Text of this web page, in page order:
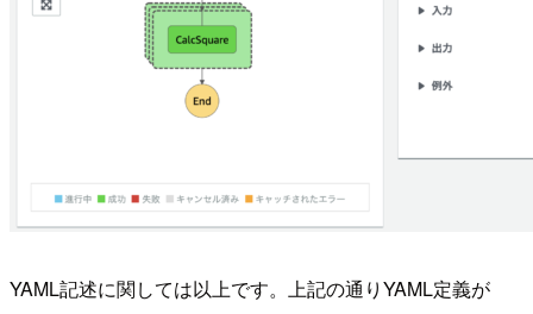
YAML記述に関しては以上です。上記の通りYAML定義が